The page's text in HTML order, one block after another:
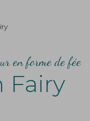
en forme de fée
Fairy